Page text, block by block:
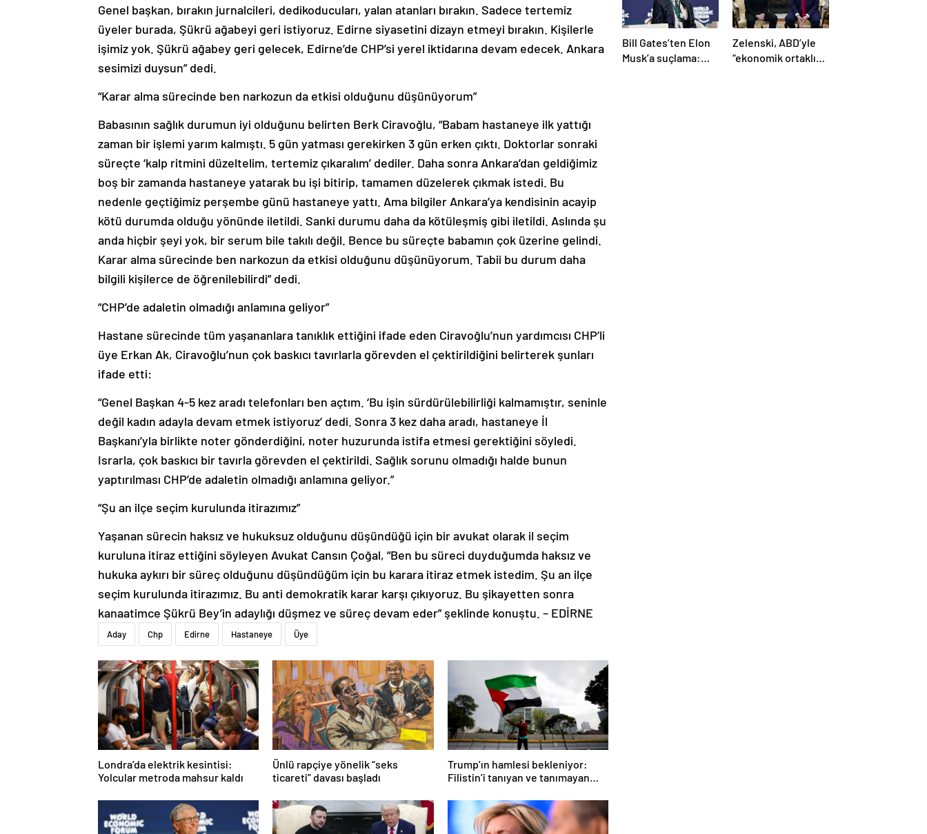
üyeler burada, Şükrü ağabeyi geri istiyoruz. Edirne siyasetini dizayn etmeyi bırakın. Kişilerle
işimiz yok. Şükrü ağabey geri gelecek, Edirne’de CHP’si yerel iktidarına devam edecek. Ankara
sesimizi duysun” dedi.
zaman bir işlemi yarım kalmıştı. 5 gün yatması gerekirken 3 gün erken çıktı. Doktorlar sonraki
süreçte ‘kalp ritmini düzeltelim, tertemiz çıkaralım’ dediler. Daha sonra Ankara’dan geldiğimiz
boş bir zamanda hastaneye yatarak bu işi bitirip, tamamen düzelerek çıkmak istedi. Bu
nedenle geçtiğimiz perşembe günü hastaneye yattı. Ama bilgiler Ankara’ya kendisinin acayip
kötü durumda olduğu yönünde iletildi. Sanki durumu daha da kötüleşmiş gibi iletildi. Aslında şu
anda hiçbir şeyi yok, bir serum bile takılı değil. Bence bu süreçte babamın çok üzerine gelindi.
Karar alma sürecinde ben narkozun da etkisi olduğunu düşünüyorum. Tabii bu durum daha
bilgili kişilerce de öğrenilebilirdi” dedi.
üye Erkan Ak, Ciravoğlu’nun çok baskıcı tavırlarla görevden el çektirildiğini belirterek şunları
ifade etti:
değil kadın adayla devam etmek istiyoruz’ dedi. Sonra 3 kez daha aradı, hastaneye İl
Başkanı’yla birlikte noter gönderdiğini, noter huzurunda istifa etmesi gerektiğini söyledi.
Israrla, çok baskıcı bir tavırla görevden el çektirildi. Sağlık sorunu olmadığı halde bunun
yaptırılması CHP’de adaletin olmadığı anlamına geliyor.”
kuruluna itiraz ettiğini söyleyen Avukat Cansın Çoğal, “Ben bu süreci duyduğumda haksız ve
hukuka aykırı bir süreç olduğunu düşündüğüm için bu karara itiraz etmek istedim. Şu an ilçe
seçim kurulunda itirazımız. Bu anti demokratik karar karşı çıkıyoruz. Bu şikayetten sonra
kanaatimce Şükrü Bey’in adaylığı düşmez ve süreç devam eder” şeklinde konuştu. – EDİRNE
Aday Chp Edirne Hastaneye Üye
Londra’da elektrik kesintisi:
Yolcular metroda mahsur kaldı
Ünlü rapçiye yönelik “seks
ticareti” davası başladı
Trump’ın hamlesi bekleniyor:
Filistin’i tanıyan ve tanımayan
ülkeler hangileri?
Bill Gates’ten Elon
Musk’a suçlama:
“Fakir çocukları
Zelenski, ABD’yle
“ekonomik ortaklık”
anlaşmasını